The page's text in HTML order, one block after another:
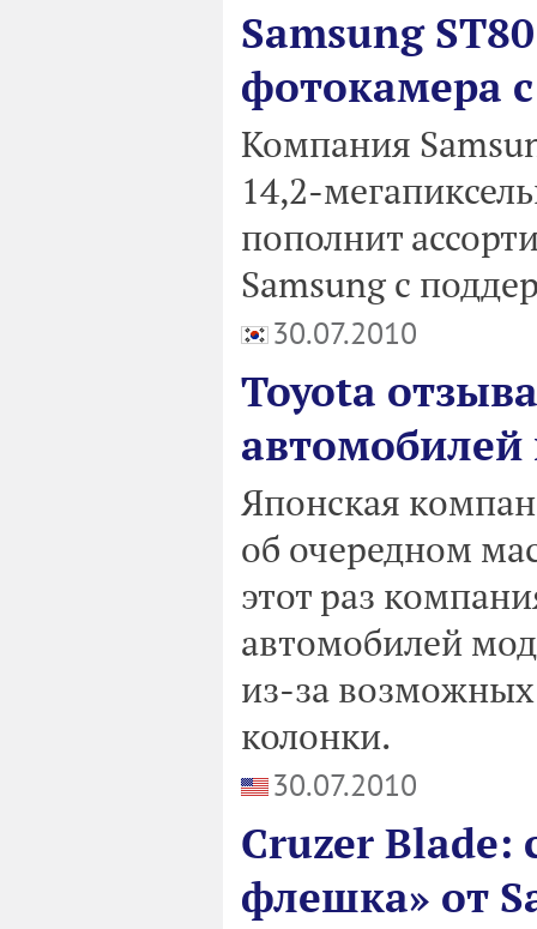
Samsung
фотокамера
Компания
14,2-
пополнит
Samsung с
30.07.2010
Toyota
Японская
об очередном
этот раз
автомобилей
из-за
колонки.
30.07.2010
Cruzer Blade:
флешка» от